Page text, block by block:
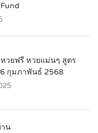
หวยฟรี หวยแม่นๆ สูตร
กุมภาพันธ์ 2568
น